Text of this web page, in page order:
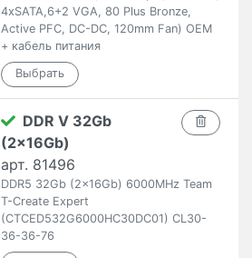
4xSATA,6+2 VGA, 80 Plus Bronze,
Active PFC, DC-DC, 120mm Fan) OEM
+ кабель питания
DDR V 32Gb
(2x16Gb)
арт. 81496
DDR5 32Gb (2x16Gb) 6000MHz Team
T-Create Expert
(CTCED532G6000HC30DC01) CL30-
36-36-76